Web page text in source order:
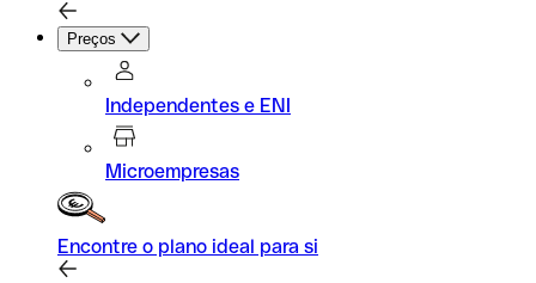
Preços
Independentes e ENI
Microempresas
Encontre o plano ideal para si